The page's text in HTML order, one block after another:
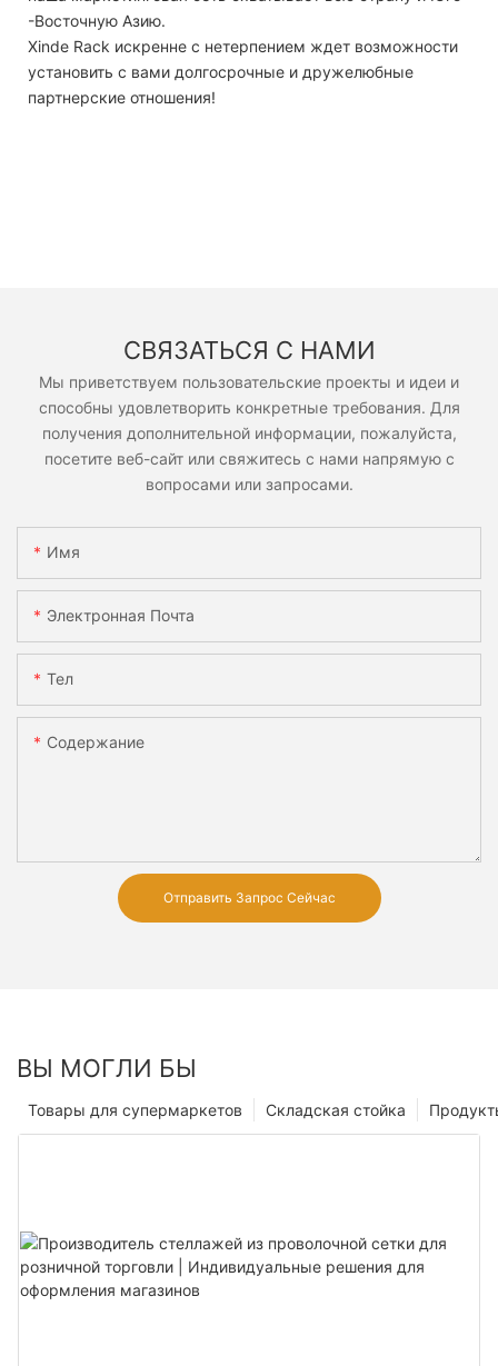
-Восточную Азию.
Xinde Rack искренне с нетерпением ждет возможности
установить с вами долгосрочные и дружелюбные
партнерские отношения!
СВЯЗАТЬСЯ С НАМИ
Мы приветствуем пользовательские проекты и идеи и
способны удовлетворить конкретные требования. Для
получения дополнительной информации, пожалуйста,
посетите веб-сайт или свяжитесь с нами напрямую с
вопросами или запросами.
Имя
Электронная Почта
Тел
Содержание
Отправить Запрос Сейчас
ВЫ МОГЛИ БЫ
Складская стойка
Товары для супермаркетов